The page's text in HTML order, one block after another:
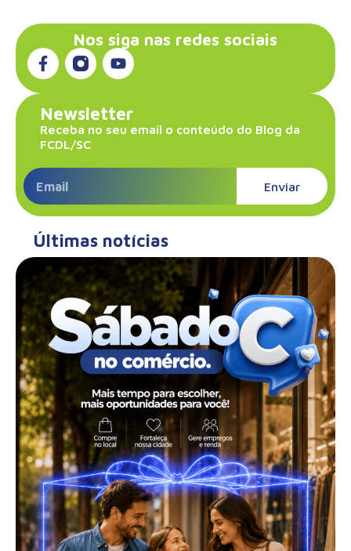
Nos siga nas redes sociais
Newsletter
Receba no seu email o conteúdo do Blog da
FCDL/SC
Enviar
Últimas notícias